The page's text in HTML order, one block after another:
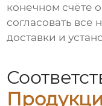
конечном счёте
согласовать
доставки и